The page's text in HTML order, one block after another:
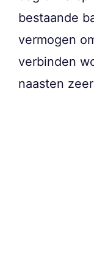
bestaande
vermogen
verbinden
naasten